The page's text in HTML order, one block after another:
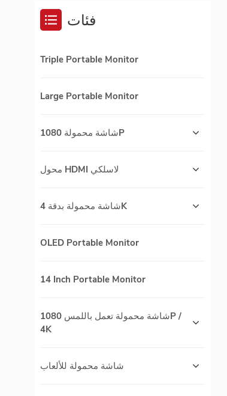
فئات
Triple Portable Monitor
Large Portable Monitor
شاشة محمولة 1080P
محول HDMI لاسلكي
شاشة محمولة بدقة 4K
OLED Portable Monitor
14 Inch Portable Monitor
شاشة محمولة تعمل باللمس 1080P /
4K
شاشة محمولة للألعاب